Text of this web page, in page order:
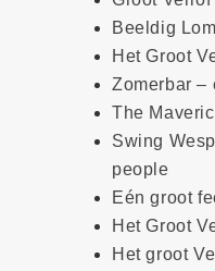
Beeldig
Het Groot
Zomerbar –
The
Swing
people
Eén groot
Het Groot
Het groot